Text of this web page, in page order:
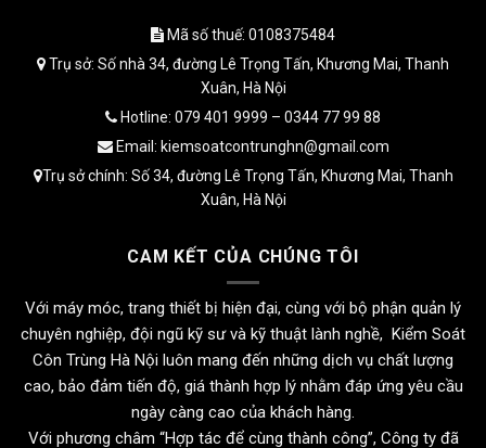
Mã số thuế: 0108375484
Trụ sở: Số nhà 34, đường Lê Trọng Tấn, Khương Mai, Thanh
Xuân, Hà Nội
Hotline: 079 401 9999 – 0344 77 99 88
Email: kiemsoatcontrunghn@gmail.com
Trụ sở chính: Số 34, đường Lê Trọng Tấn, Khương Mai, Thanh
Xuân, Hà Nội
CAM KẾT CỦA CHÚNG TÔI
Với máy móc, trang thiết bị hiện đại, cùng với bộ phận quản lý
chuyên nghiệp, đội ngũ kỹ sư và kỹ thuật lành nghề, Kiểm Soát
Côn Trùng Hà Nội luôn mang đến những dịch vụ chất lượng
cao, bảo đảm tiến độ, giá thành hợp lý nhằm đáp ứng yêu cầu
ngày càng cao của khách hàng.
Với phương châm “Hợp tác để cùng thành công”, Công ty đã